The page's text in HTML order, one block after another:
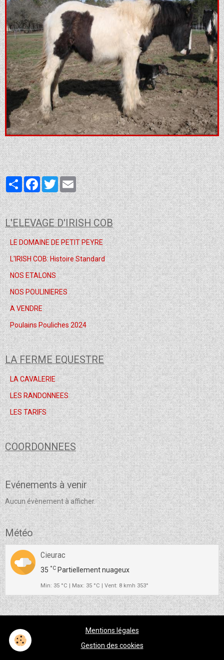
PartagerFacebookTwitterEmail
L'ELEVAGE D'IRISH COB
LE DOMAINE DE PETIT PEYRE
L'IRISH COB: Histoire Standard
NOS ETALONS
NOS POULINIERES
A VENDRE
Poulains Pouliches 2024
LA FERME EQUESTRE
LA CAVALERIE
LES RANDONNEES
LES TARIFS
COORDONNEES
Evénements à venir
Aucun évènement à afficher.
Météo
Cieurac
35 °C Partiellement nuageux
Min: 35 °C | Max: 35 °C | Vent: 8 kmh 353°
Mentions légales
Gestion des cookies